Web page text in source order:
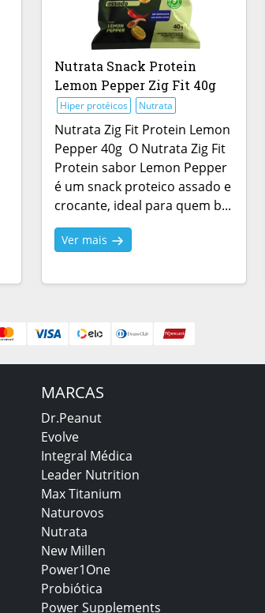
Nutrata Snack Protein
Lemon Pepper Zig Fit 40g
Hiper protéicos Nutrata
Nutrata Zig Fit Protein Lemon
Pepper 40g O Nutrata Zig Fit
Protein sabor Lemon Pepper
é um snack proteico assado e
crocante, ideal para quem b...
Ver mais
MARCAS
Dr.Peanut
Evolve
Integral Médica
Leader Nutrition
Max Titanium
Naturovos
Nutrata
New Millen
Power1One
Probiótica
Power Supplements